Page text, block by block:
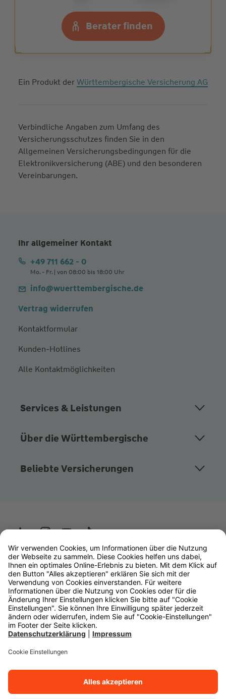
Berater finden
Zur Beratersuche
Ein Produkt derWürttembergische Versicherung AG
Verbindliche Angaben zum Umfang des
Versicherungsschutzes finden Sie in den
Allgemeinen Versicherungsbedingungen für die
Elektronikversicherung (ABE) und den besonderen
Vereinbarungen.
Ihr allgemeiner Kontakt
+49 711 662 - 0
Mo. - Fr. | von 08:00 bis 18:00 Uhr
info@wuerttembergische.de
Vertrag widerrufen
Kontaktformular
Kunden-Hotlines
Alle Kontaktmöglichkeiten
Services & Leistungen
Über die Württembergische
Beliebte Versicherungen
Wüstenrot
W&W Gruppe
OLB Bank
Makler
Impressum
Datenschutz
Rechtliche Hinweise
Cookie-Einstellungen